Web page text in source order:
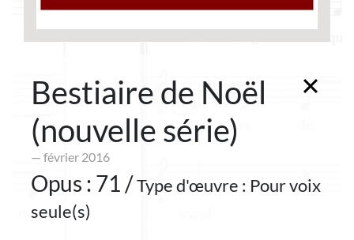
Bestiaire de Noël
(nouvelle série)
— février 2016
Opus : 71 /Type d'œuvre : Pour voix
seule(s)